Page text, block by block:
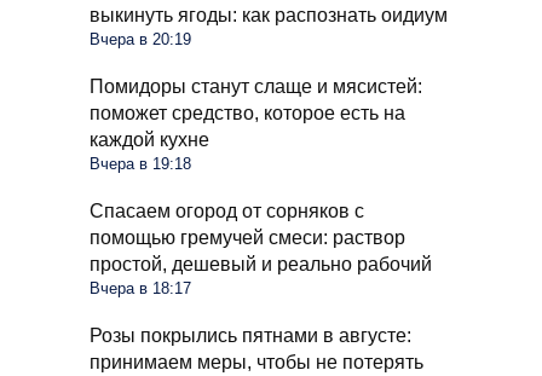
выкинуть ягоды: как распознать оидиум
Вчера в 20:19
Помидоры станут слаще и мясистей:
поможет средство, которое есть на
каждой кухне
Вчера в 19:18
Спасаем огород от сорняков с
помощью гремучей смеси: раствор
простой, дешевый и реально рабочий
Вчера в 18:17
Розы покрылись пятнами в августе:
принимаем меры, чтобы не потерять